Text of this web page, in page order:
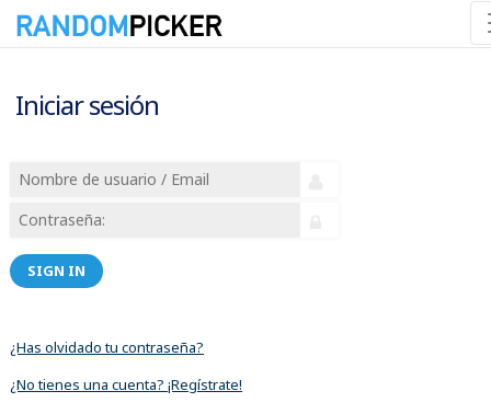
Iniciar sesión
SIGN IN
¿Has olvidado tu contraseña?
¿No tienes una cuenta? ¡Regístrate!